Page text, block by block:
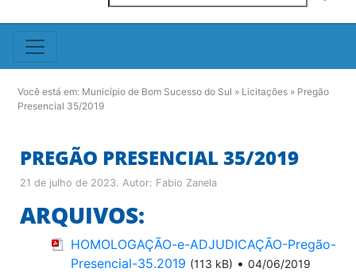
Você está em: Município de Bom Sucesso do Sul » Licitações » Pregão
Presencial 35/2019
PREGÃO PRESENCIAL 35/2019
21 de julho de 2023. Autor: Fabio Zanela
ARQUIVOS:
HOMOLOGAÇÃO-e-ADJUDICAÇÃO-Pregão-
Presencial-35.2019 (113 kB) • 04/06/2019